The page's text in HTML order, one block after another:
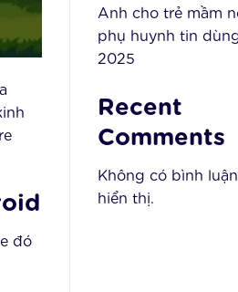
đó
Anh cho trẻ mầm
phụ huynh tin
2025
Recent
Comments
Không có bình
hiển thị.